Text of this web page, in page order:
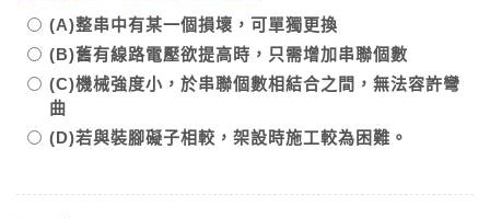
(A)整串中有某一個損壞，可單獨更換
(B)舊有線路電壓欲提高時，只需增加串聯個數
(C)機械強度小，於串聯個數相結合之間，無法容許彎
曲
(D)若與裝腳礙子相較，架設時施工較為困難。